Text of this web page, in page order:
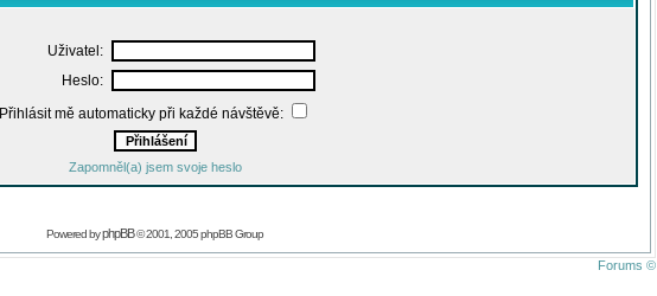
Uživatel:
Heslo:
Přihlásit mě automaticky při každé návštěvě:
Zapomněl(a) jsem svoje heslo
Powered byphpBB© 2001, 2005 phpBB Group
Forums ©